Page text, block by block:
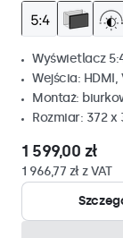
Wyświetlacz
Wejścia: HDMI,
Montaż:
Rozmiar: 372 x
1 599,00 zł
1 966,77 zł z VAT